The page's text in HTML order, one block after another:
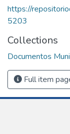
https://
5203
Collections
Documentos
Full item